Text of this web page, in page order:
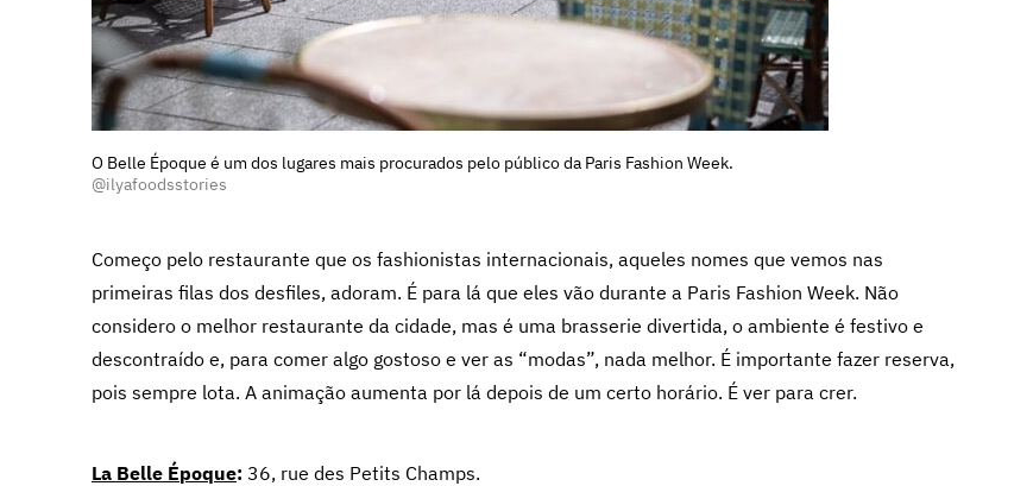
O Belle Époque é um dos lugares mais procurados pelo público da Paris Fashion Week.
@ilyafoodsstories
Começo pelo restaurante que os fashionistas internacionais, aqueles nomes que vemos nas
primeiras filas dos desfiles, adoram. É para lá que eles vão durante a Paris Fashion Week. Não
considero o melhor restaurante da cidade, mas é uma brasserie divertida, o ambiente é festivo e
descontraído e, para comer algo gostoso e ver as “modas”, nada melhor. É importante fazer reserva,
pois sempre lota. A animação aumenta por lá depois de um certo horário. É ver para crer.
La Belle Époque: 36, rue des Petits Champs.